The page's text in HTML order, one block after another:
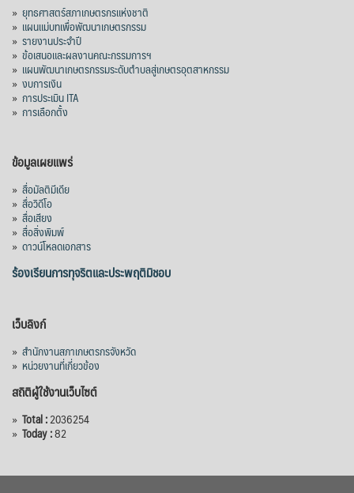
» ยุทธศาสตร์สภาเกษตรกรแห่งชาติ
» แผนแม่บทเพื่อพัฒนาเกษตรกรรม
» รายงานประจำปี
» ข้อเสนอและผลงานคณะกรรมการฯ
» แผนพัฒนาเกษตรกรรมระดับตำบลสู่เกษตรอุตสาหกรรม
» งบการเงิน
» การประเมิน ITA
» การเลือกตั้ง
ข้อมูลเผยแพร่
» สื่อมัลติมีเดีย
» สื่อวิดีโอ
» สื่อเสียง
» สื่อสิ่งพิมพ์
» ดาวน์โหลดเอกสาร
ร้องเรียนการทุจริตและประพฤติมิชอบ
เว็บลิงก์
» สำนักงานสภาเกษตรกรจังหวัด
» หน่วยงานที่เกี่ยวข้อง
สถิติผู้ใช้งานเว็บไซต์
» Total :2036254
» Today :82